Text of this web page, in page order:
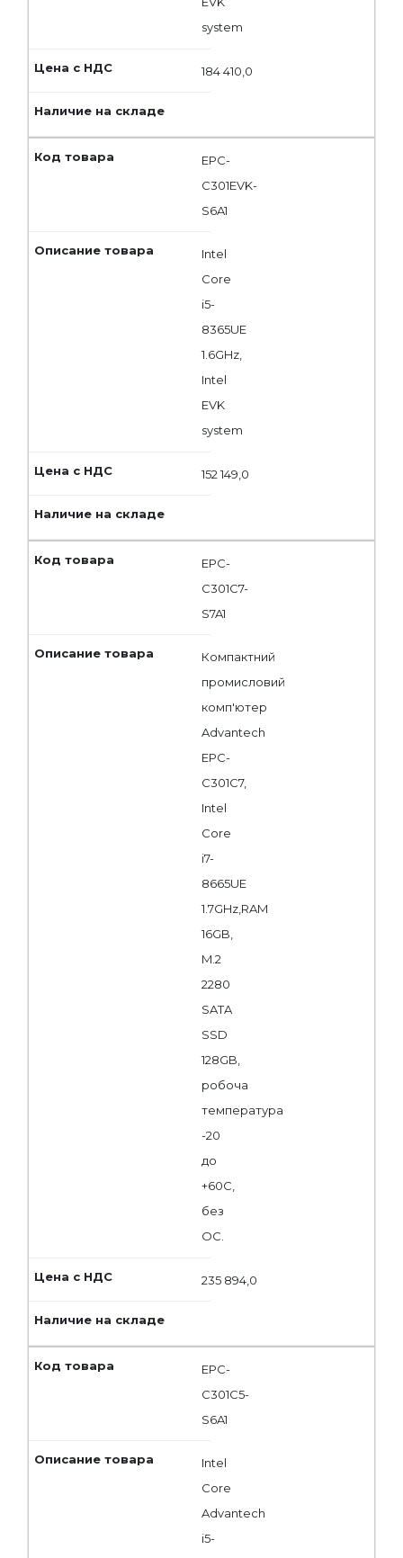
system
184 410,0
EPC-
C301EVK-
S6A1
Intel
Core
i5-
8365UE
1.6GHz,
Intel
EVK
system
152 149,0
EPC-
C301C7-
S7A1
Компактний
промисловий
комп'ютер
Advantech
EPC-
C301C7,
Intel
Core
i7-
8665UE
1.7GHz,RAM
16GB,
M.2
2280
SATA
SSD
128GB,
робоча
температура
-20
до
+60С,
без
ОС.
235 894,0
EPC-
C301C5-
S6A1
Intel
Core
Advantech
i5-